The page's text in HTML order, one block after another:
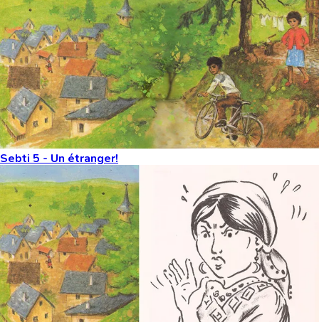
Sebti 5 - Un étranger!